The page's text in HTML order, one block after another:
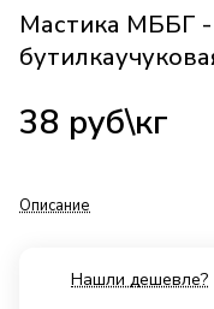
Мастика МББГ
38 руб\кг
Описание
Нашли дешевле?